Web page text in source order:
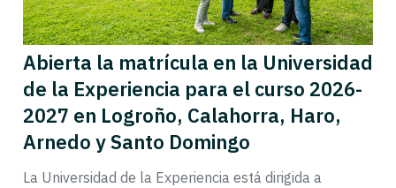
Abierta la matrícula en la Universidad
de la Experiencia para el curso 2026-
2027 en Logroño, Calahorra, Haro,
Arnedo y Santo Domingo
La Universidad de la Experiencia está dirigida a